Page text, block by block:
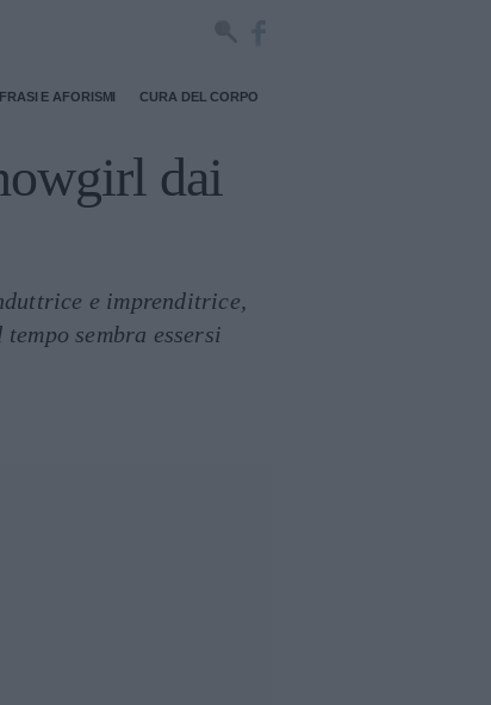
FRASI E AFORISMI CURA DEL CORPO
dai
e imprenditrice,
sembra essersi